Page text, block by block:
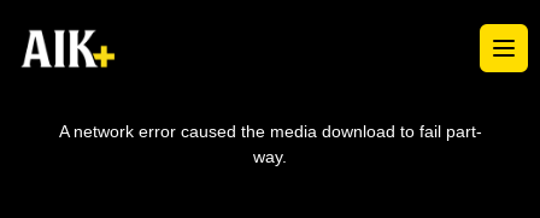
A network error caused the media download to fail part-
way.